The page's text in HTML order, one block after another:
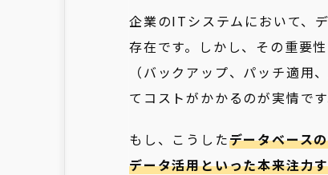
企業のITシステムにおいて、
存在です。しかし、その重要
（バックアップ、パッチ適用
てコストがかかるのが実情です
もし、こうしたデータベース
データ活用といった本来注力